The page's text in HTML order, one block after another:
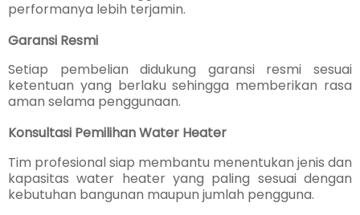
performanya lebih terjamin.
Garansi Resmi
Setiap pembelian didukung garansi resmi sesuai
ketentuan yang berlaku sehingga memberikan rasa
aman selama penggunaan.
Konsultasi Pemilihan Water Heater
Tim profesional siap membantu menentukan jenis dan
kapasitas water heater yang paling sesuai dengan
kebutuhan bangunan maupun jumlah pengguna.